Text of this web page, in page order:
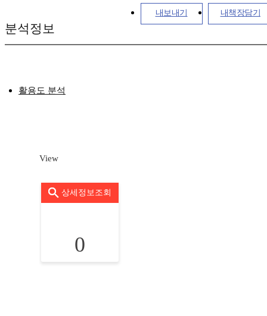
내보내기 내책장담기
분석정보
활용도 분석
View
상세정보조회
0